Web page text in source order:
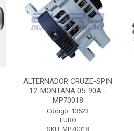
ALTERNADOR CRUZE-SPIN
12..MONTANA 05..90A -
MP70018
Código: 13523
EURO
SKU: MP70018